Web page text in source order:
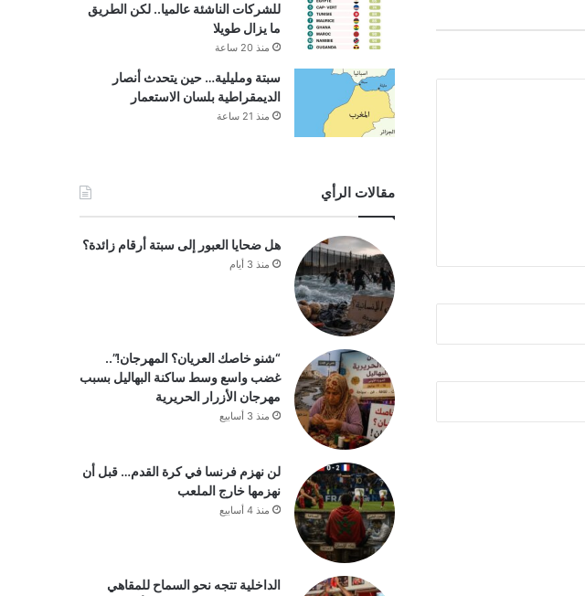
للشركات الناشئة عالميا.. لكن الطريق
ما يزال طويلا
منذ 20 ساعة
سبتة ومليلية… حين يتحدث أنصار
الديمقراطية بلسان الاستعمار
منذ 21 ساعة
مقالات الرأي
هل ضحايا العبور إلى سبتة أرقام زائدة؟
منذ 3 أيام
“شنو خاصك العريان؟ المهرجان!”..
غضب واسع وسط ساكنة البهاليل بسبب
مهرجان الأزرار الحريرية
منذ 3 أسابيع
لن نهزم فرنسا في كرة القدم… قبل أن
نهزمها خارج الملعب
منذ 4 أسابيع
الداخلية تتجه نحو السماح للمقاهي